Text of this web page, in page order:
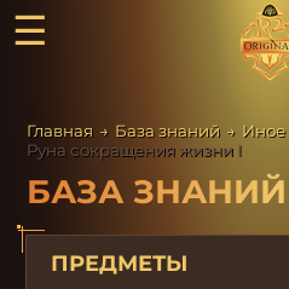
☰
Главная → База знаний → Иное
Руна сокращения жизни I
БАЗА ЗНАНИЙ
ПРЕДМЕТЫ